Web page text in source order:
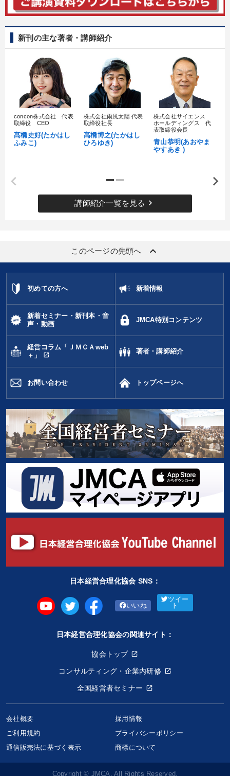
2026年春季全国経営者セミナー収録講演ＣＤ・講演ＤＶＤ・デジ
タル版（音声／動画ストリーミング・ダウンロード）
最新トレンドと時代の潮流を押さえる
目的別
財務・数字力の向上 組織を強化したい
経営を改善したい 後継者に聞かせたい
財務・数字力の向上 社員研修を行いたい
仕事術・ビジネスハック トレンド コロナ禍対策
※「更新」を押すと「カテゴリー」「目的別」「キーワード」を更新いただけます。
local_offer タグから探す
タグ・キーワード
経済予測 リベラルアーツ スポーツ関連
思考法 プロ経営者 マネジメント 生産性向上
話し方 サービス 株式投資 松下幸之助 一倉定
多角化・新規事業 早分かり 人事戦略 不動産投資
ビジネスモデル 異発想
※「更新」を押すと「タグ・キーワード」を更新いただけます。
新刊の主な著者・講師紹介
concon株式会社 代表
取締役 CEO
髙橋史好(たかはし
ふみこ)
株式会社雨風太陽 代表
取締役社長
高橋博之(たかはし
ひろゆき)
株式会社サイエンス
ホールディングス 代
表取締役会長
青山恭明(あおやま
やすあき )
講師紹介一覧を見る keyboard_arrow_right
このページの先頭へ keyboard_arrow_up
初めての方へ 新着情報
新着セミナー・新刊本・音
声・動画
JMCA特別コンテンツ
経営コラム「ＪＭＣＡweb
＋」
open_in_new
著者・講師紹介
お問い合わせ トップページへ
日本経営合理化協会 SNS：
いいね
ツイー
ト
日本経営合理化協会の関連サイト：
協会トップ
コンサルティング・企業内研修
全国経営者セミナー
会社概要
採用情報
ご利用規約
プライバシーポリシー
通信販売法に基づく表示
商標について
Copyright © JMCA. All Rights Reserved.